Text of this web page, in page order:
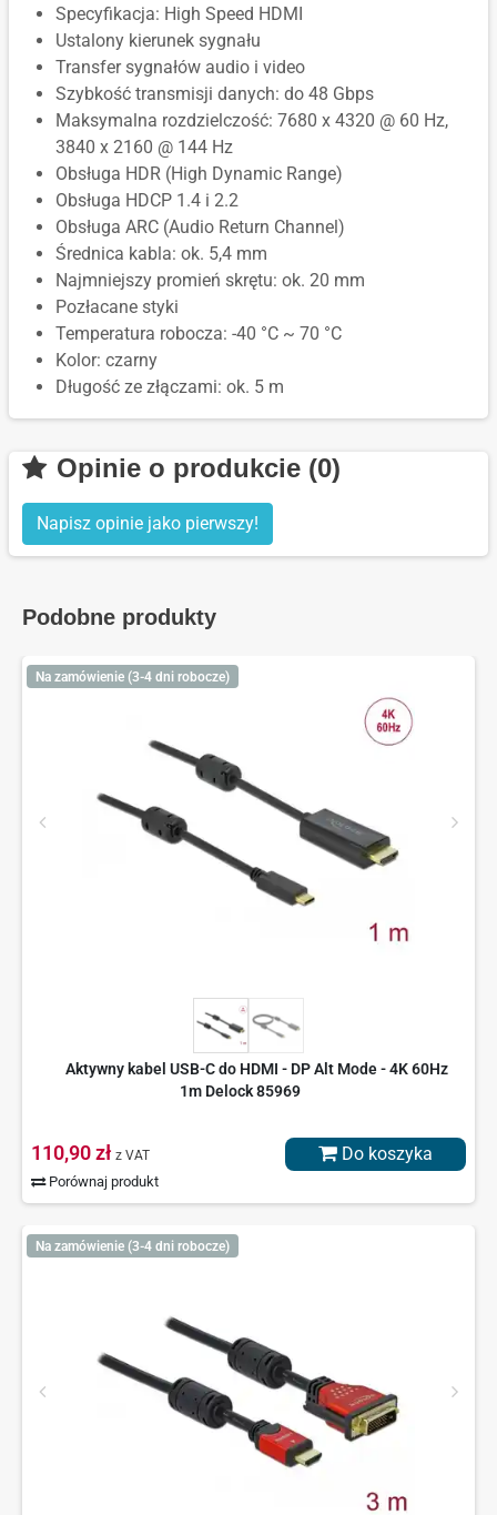
Specyfikacja: High Speed HDMI
Ustalony kierunek sygnału
Transfer sygnałów audio i video
Szybkość transmisji danych: do 48 Gbps
Maksymalna rozdzielczość: 7680 x 4320 @ 60 Hz,
3840 x 2160 @ 144 Hz
Obsługa HDR (High Dynamic Range)
Obsługa HDCP 1.4 i 2.2
Obsługa ARC (Audio Return Channel)
Średnica kabla: ok. 5,4 mm
Najmniejszy promień skrętu: ok. 20 mm
Pozłacane styki
Temperatura robocza: -40 °C ~ 70 °C
Kolor: czarny
Długość ze złączami: ok. 5 m
Opinie o produkcie (0)
Napisz opinie jako pierwszy!
Podobne produkty
Na zamówienie (3-4 dni robocze)
Aktywny kabel USB-C do HDMI - DP Alt Mode - 4K 60Hz
1m Delock 85969
110,90 zł z VAT
Porównaj produkt
Do koszyka
Na zamówienie (3-4 dni robocze)